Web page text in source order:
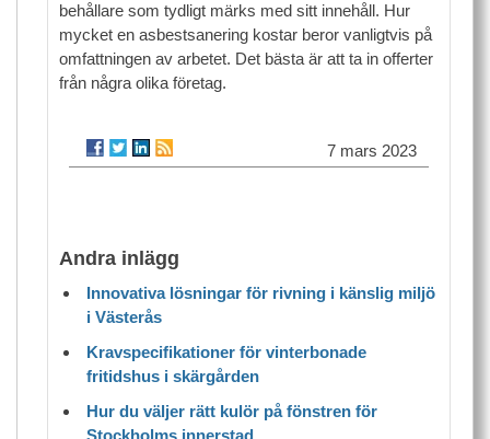
behållare som tydligt märks med sitt innehåll. Hur
mycket en asbestsanering kostar beror vanligtvis på
omfattningen av arbetet. Det bästa är att ta in offerter
från några olika företag.
7 mars 2023
Andra inlägg
Innovativa lösningar för rivning i känslig miljö
i Västerås
Kravspecifikationer för vinterbonade
fritidshus i skärgården
Hur du väljer rätt kulör på fönstren för